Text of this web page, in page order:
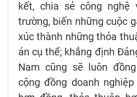
kết, chia sẻ công nghệ
trường, biến những cuộc
xúc thành những thỏa
án cụ thể; khẳng định
Nam cũng sẽ luôn
cộng đồng doanh